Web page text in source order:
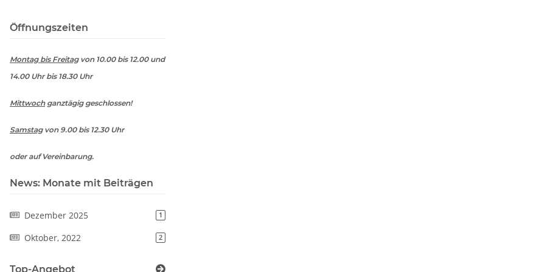
Öffnungszeiten
Montag bis Freitagvon 10.00 bis 12.00 und
14.00 Uhr bis 18.30 Uhr
Mittwochganztägig geschlossen!
Samstagvon 9.00 bis 12.30 Uhr
oder auf Vereinbarung.
News: Monate mit Beiträgen
Dezember 2025 1
Oktober, 2022 2
Top-Angebot